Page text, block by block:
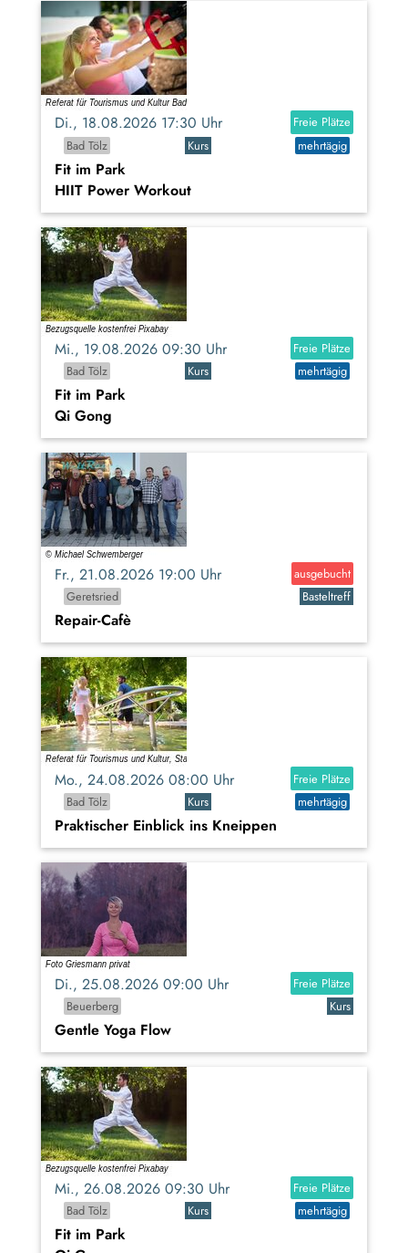
Di., 18.08.2026 17:30 Uhr
Freie Plätze
Bad Tölz
Kurs mehrtägig
Fit im Park
HIIT Power Workout
Mi., 19.08.2026 09:30 Uhr
Freie Plätze
Bad Tölz
Kurs mehrtägig
Fit im Park
Qi Gong
Fr., 21.08.2026 19:00 Uhr
ausgebucht
Geretsried
Basteltreff
Repair-Cafè
Mo., 24.08.2026 08:00 Uhr
Freie Plätze
Bad Tölz
Kurs mehrtägig
Praktischer Einblick ins Kneippen
Di., 25.08.2026 09:00 Uhr
Freie Plätze
Beuerberg
Kurs
Gentle Yoga Flow
Mi., 26.08.2026 09:30 Uhr
Freie Plätze
Bad Tölz
Kurs mehrtägig
Fit im Park